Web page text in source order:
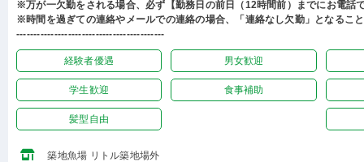
※万が一欠勤をされる場合、必ず【勤務日の前日（12時間前）までにお電話
※時間を過ぎての連絡やメールでの連絡の場合、「連絡なし欠勤」となるこ
-------------------------------------------
経験者優遇 男女歓迎
学生歓迎 食事補助
髪型自由
築地魚場 リトル築地場外